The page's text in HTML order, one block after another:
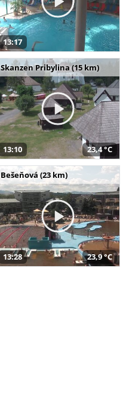
13:17
Skanzen Pribylina (15 km)
13:10 23,4 °C
Bešeňová (23 km)
13:28 23,9 °C